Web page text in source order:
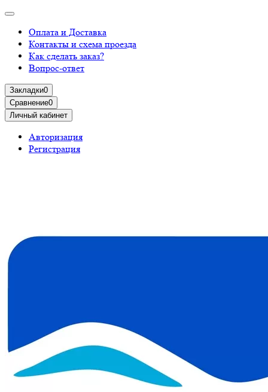
Оплата и Доставка
Контакты и схема проезда
Как сделать заказ?
Вопрос-ответ
Закладки0
Сравнение0
Личный кабинет
Авторизация
Регистрация